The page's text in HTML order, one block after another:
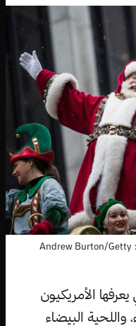
سانتا كلوز في الولايات المتحدة. حقوق الصورة: Andrew Burton/Getty
الأمريكيون
واللحية البيضاء